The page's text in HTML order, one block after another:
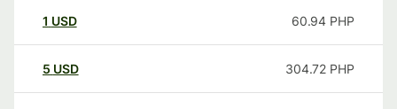
1 USD 60.94 PHP
5 USD 304.72 PHP